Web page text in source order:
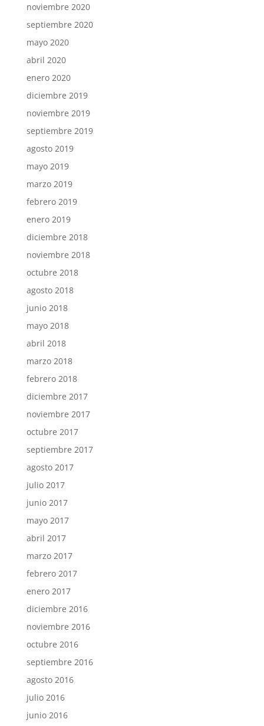
noviembre 2020
septiembre 2020
mayo 2020
abril 2020
enero 2020
diciembre 2019
noviembre 2019
septiembre 2019
agosto 2019
mayo 2019
marzo 2019
febrero 2019
enero 2019
diciembre 2018
noviembre 2018
octubre 2018
agosto 2018
junio 2018
mayo 2018
abril 2018
marzo 2018
febrero 2018
diciembre 2017
noviembre 2017
octubre 2017
septiembre 2017
agosto 2017
julio 2017
junio 2017
mayo 2017
abril 2017
marzo 2017
febrero 2017
enero 2017
diciembre 2016
noviembre 2016
octubre 2016
septiembre 2016
agosto 2016
julio 2016
junio 2016